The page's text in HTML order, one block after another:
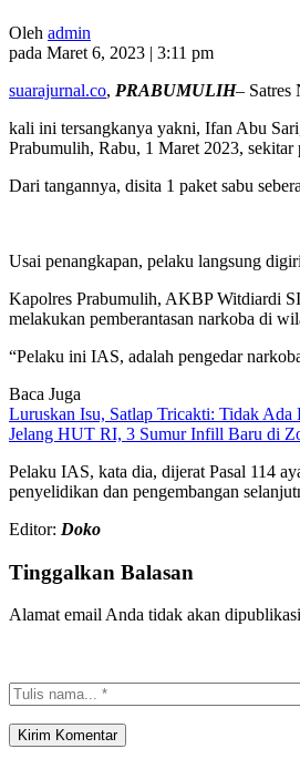
Oleh admin
pada Maret 6, 2023 | 3:11 pm
suarajurnal.co, PRABUMULIH– Satres
kali ini tersangkanya yakni, Ifan Abu
Prabumulih, Rabu, 1 Maret 2023,
Dari tangannya, disita 1 paket sabu
Usai penangkapan, pelaku langsung
Kapolres Prabumulih, AKBP Witdiardi
melakukan pemberantasan narkoba di
“Pelaku ini IAS, adalah pengedar
Baca Juga
Luruskan Isu, Satlap Tricakti: Tidak Ada
Jelang HUT RI, 3 Sumur Infill Baru di
Pelaku IAS, kata dia, dijerat Pasal 114
penyelidikan dan pengembangan
Editor: Doko
Tinggalkan Balasan
Alamat email Anda tidak akan